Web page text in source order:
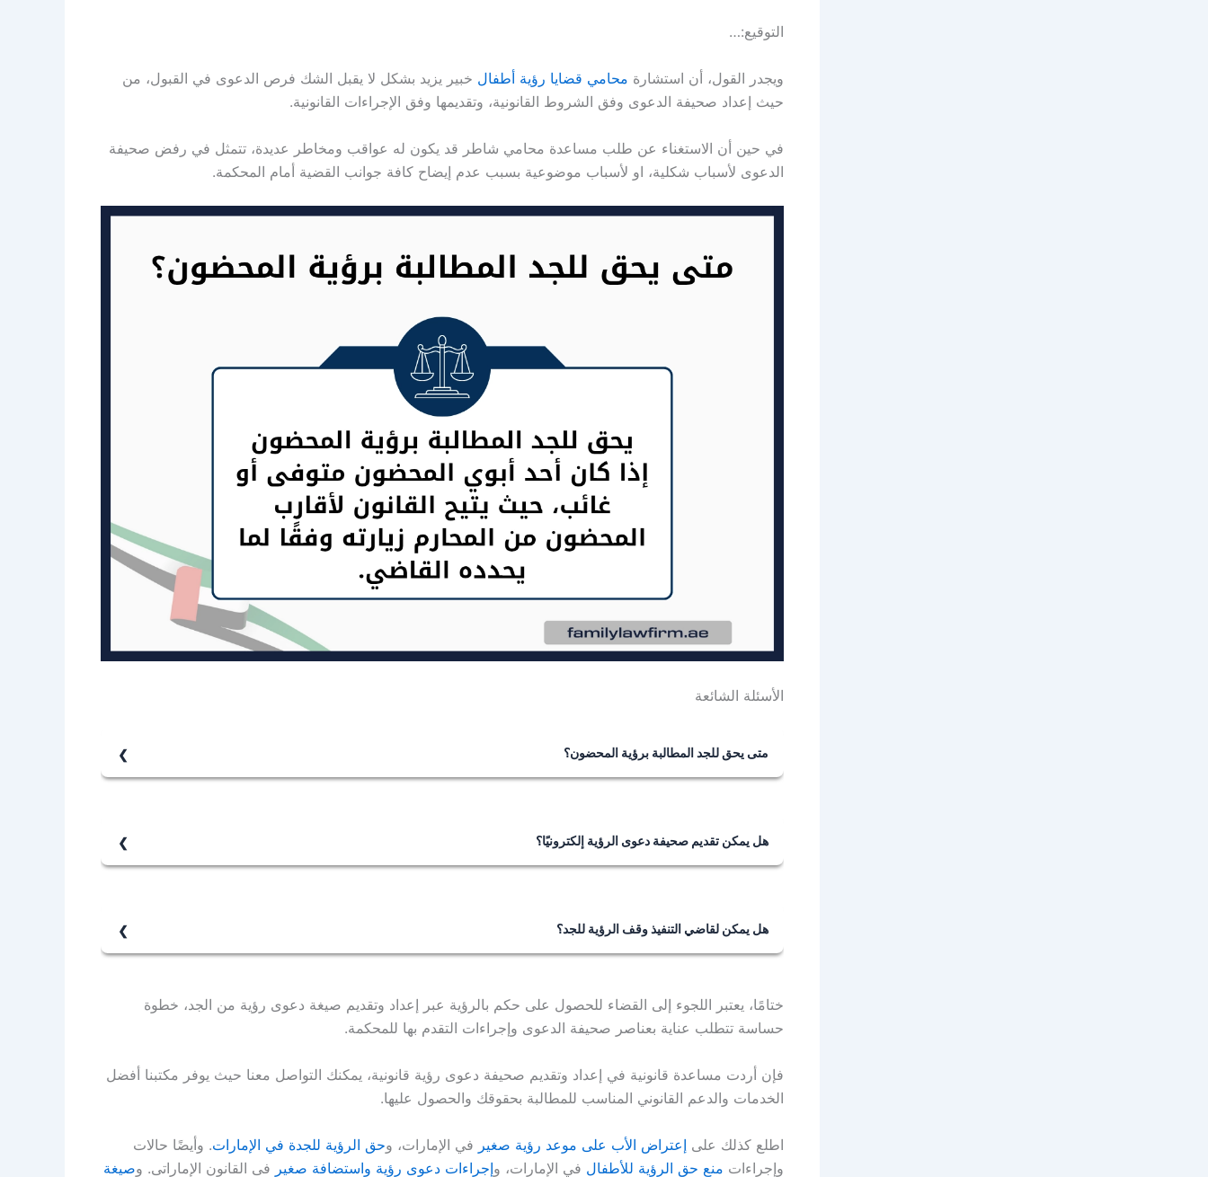
التوقيع:…
ويجدر القول، أن استشارة محامي قضايا رؤية أطفال خبير يزيد بشكل لا يقبل الشك فرص الدعوى في القبول، من
حيث إعداد صحيفة الدعوى وفق الشروط القانونية، وتقديمها وفق الإجراءات القانونية.
في حين أن الاستغناء عن طلب مساعدة محامي شاطر قد يكون له عواقب ومخاطر عديدة، تتمثل في رفض صحيفة
الدعوى لأسباب شكلية، او لأسباب موضوعية بسبب عدم إيضاح كافة جوانب القضية أمام المحكمة.
الأسئلة الشائعة
متى يحق للجد المطالبة برؤية المحضون؟
هل يمكن تقديم صحيفة دعوى الرؤية إلكترونيًا؟
هل يمكن لقاضي التنفيذ وقف الرؤية للجد؟
ختامًا، يعتبر اللجوء إلى القضاء للحصول على حكم بالرؤية عبر إعداد وتقديم صيغة دعوى رؤية من الجد، خطوة
حساسة تتطلب عناية بعناصر صحيفة الدعوى وإجراءات التقدم بها للمحكمة.
فإن أردت مساعدة قانونية في إعداد وتقديم صحيفة دعوى رؤية قانونية، يمكنك التواصل معنا حيث يوفر مكتبنا أفضل
الخدمات والدعم القانوني المناسب للمطالبة بحقوقك والحصول عليها.
اطلع كذلك على إعتراض الأب على موعد رؤية صغير في الإمارات، وحق الرؤية للجدة في الإمارات. وأيضًا حالات
وإجراءات منع حق الرؤية للأطفال في الإمارات، وإجراءات دعوى رؤية واستضافة صغير فى القانون الإماراتى. وصيغة